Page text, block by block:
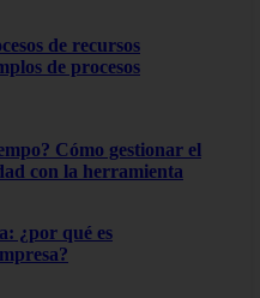
de recursos
de procesos
Cómo gestionar el
con la herramienta
¿por qué es